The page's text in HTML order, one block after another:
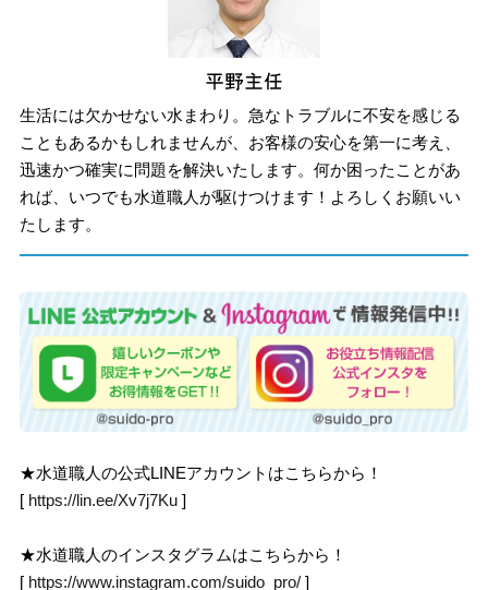
生活には欠かせない水まわり。急なトラブルに不安を感じる
こともあるかもしれませんが、お客様の安心を第一に考え、
迅速かつ確実に問題を解決いたします。何か困ったことがあ
れば、いつでも水道職人が駆けつけます！よろしくお願いい
たします。
★水道職人の公式LINEアカウントはこちらから！
[ https://lin.ee/Xv7j7Ku ]
★水道職人のインスタグラムはこちらから！
[ https://www.instagram.com/suido_pro/ ]